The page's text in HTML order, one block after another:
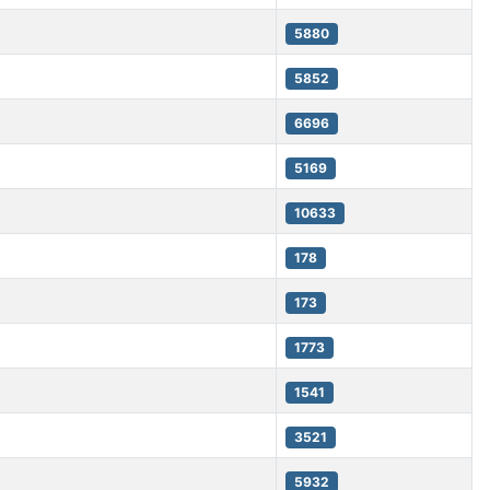
5880
5852
6696
5169
10633
178
173
1773
1541
3521
5932